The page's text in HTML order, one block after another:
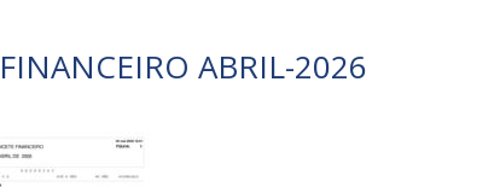
ABRIL-2026